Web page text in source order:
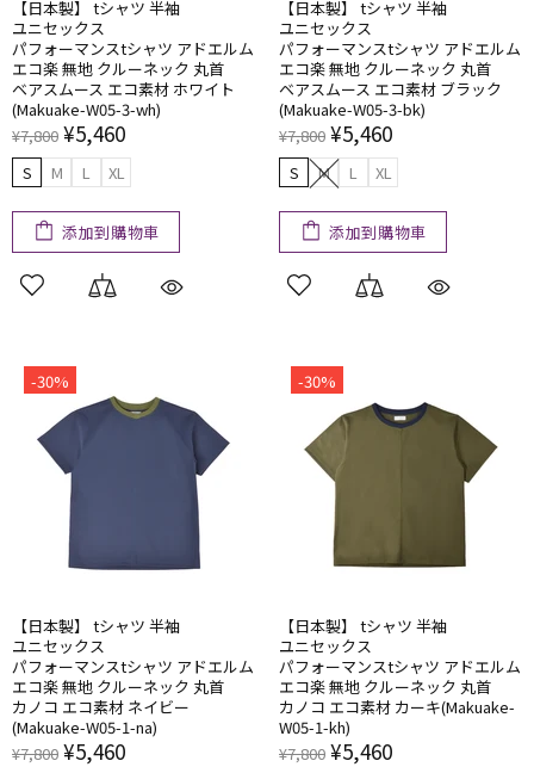
【日本製】 tシャツ 半袖
ユニセックス
パフォーマンスtシャツ アドエルム
エコ楽 無地 クルーネック 丸首
ベアスムース エコ素材 ホワイト
(Makuake-W05-3-wh)
¥7,800 ¥5,460
S M L XL
添加到購物車
【日本製】 tシャツ 半袖
ユニセックス
パフォーマンスtシャツ アドエルム
エコ楽 無地 クルーネック 丸首
ベアスムース エコ素材 ブラック
(Makuake-W05-3-bk)
¥7,800 ¥5,460
S M L XL
添加到購物車
-30%
【日本製】 tシャツ 半袖
ユニセックス
パフォーマンスtシャツ アドエルム
エコ楽 無地 クルーネック 丸首
カノコ エコ素材 ネイビー
(Makuake-W05-1-na)
¥7,800 ¥5,460
-30%
【日本製】 tシャツ 半袖
ユニセックス
パフォーマンスtシャツ アドエルム
エコ楽 無地 クルーネック 丸首
カノコ エコ素材 カーキ(Makuake-
W05-1-kh)
¥7,800 ¥5,460